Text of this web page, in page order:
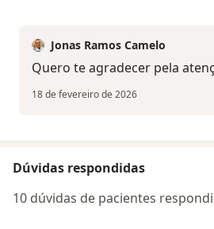
Jonas Ramos Camelo
Quero te agradecer pela
18 de fevereiro de 2026
Dúvidas respondidas
10 dúvidas de pacientes